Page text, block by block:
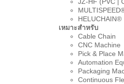
HELUCHAIN®
เหมาะสำหรับ
Cable Chain
CNC Machine
Pick & Place
Automation
Packaging
Continuous